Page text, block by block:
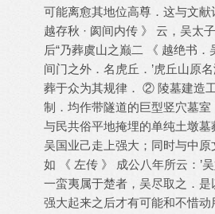
可能离愈其地位高尊．这与文
越存秋 · 阂间内传 》 云，吴太
后“乃葬虞山之巅二 《 越绝书．
间门之外．名虎丘．’虎丘山原
葬于众为其规律． ② 陵墓建造
制．均作带隧道的巨型竖穴墓
与民共俗平地掩埋的单纯土墩
吴国业己走上强大；同时与中
如 《 左传 》 成公八年所云：’
一蛮夷属于楚者，吴尽取之．是
强大起来之后才有可能和不惜